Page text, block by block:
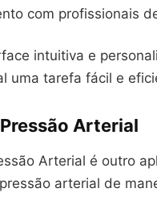
com profissionais
intuitiva e
uma tarefa fácil e
Arterial
Arterial é outro
arterial de